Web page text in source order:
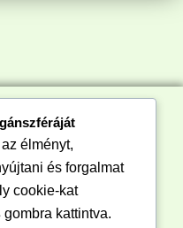
élményt,
és forgalmat
cookie-kat
gombra kattintva.